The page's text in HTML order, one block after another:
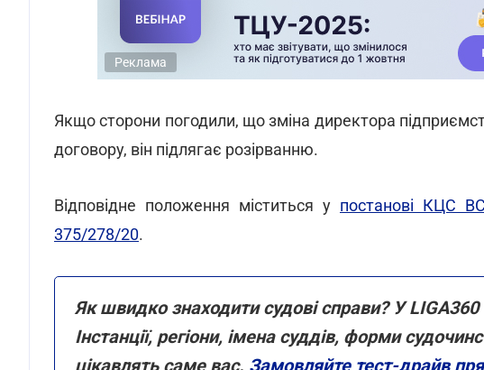
Реклама
Якщо сторони погодили, що зміна директора
договору, він підлягає розірванню.
Відповідне положення міститься у постанові КЦС
375/278/20.
Як швидко знаходити судові справи? У
Інстанції, регіони, імена суддів, форми
цікавлять саме вас. Замовляйте тест-драйв